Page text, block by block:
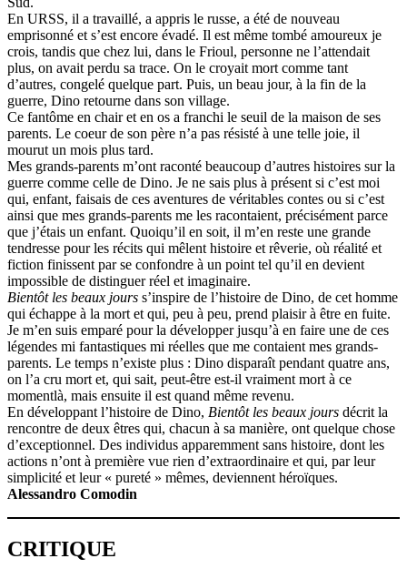
En URSS, il a travaillé, a appris le russe, a été de nouveau
emprisonné et s’est encore évadé. Il est même tombé amoureux je
crois, tandis que chez lui, dans le Frioul, personne ne l’attendait
plus, on avait perdu sa trace. On le croyait mort comme tant
d’autres, congelé quelque part. Puis, un beau jour, à la fin de la
guerre, Dino retourne dans son village.
Ce fantôme en chair et en os a franchi le seuil de la maison de ses
parents. Le coeur de son père n’a pas résisté à une telle joie, il
mourut un mois plus tard.
Mes grands-parents m’ont raconté beaucoup d’autres histoires sur la
guerre comme celle de Dino. Je ne sais plus à présent si c’est moi
qui, enfant, faisais de ces aventures de véritables contes ou si c’est
ainsi que mes grands-parents me les racontaient, précisément parce
que j’étais un enfant. Quoiqu’il en soit, il m’en reste une grande
tendresse pour les récits qui mêlent histoire et rêverie, où réalité et
fiction finissent par se confondre à un point tel qu’il en devient
impossible de distinguer réel et imaginaire.
Bientôt les beaux jours s’inspire de l’histoire de Dino, de cet homme
qui échappe à la mort et qui, peu à peu, prend plaisir à être en fuite.
Je m’en suis emparé pour la développer jusqu’à en faire une de ces
légendes mi fantastiques mi réelles que me contaient mes grands-
parents. Le temps n’existe plus : Dino disparaît pendant quatre ans,
on l’a cru mort et, qui sait, peut-être est-il vraiment mort à ce
momentlà, mais ensuite il est quand même revenu.
En développant l’histoire de Dino, Bientôt les beaux jours décrit la
rencontre de deux êtres qui, chacun à sa manière, ont quelque chose
d’exceptionnel. Des individus apparemment sans histoire, dont les
actions n’ont à première vue rien d’extraordinaire et qui, par leur
simplicité et leur « pureté » mêmes, deviennent héroïques.
Alessandro Comodin
CRITIQUE